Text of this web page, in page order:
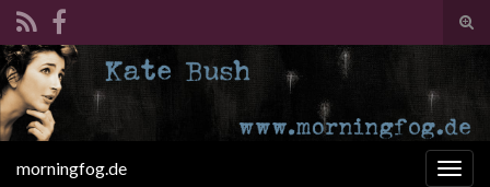
Search for:
morningfog.de